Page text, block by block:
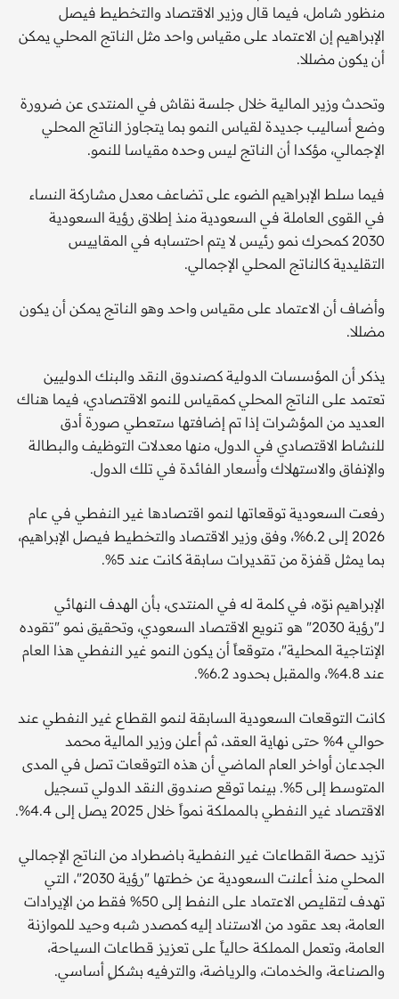
منظور شامل، فيما قال وزير الاقتصاد والتخطيط فيصل
الإبراهيم إن الاعتماد على مقياس واحد مثل الناتج المحلي يمكن
أن يكون مضللا.
وتحدث وزير المالية خلال جلسة نقاش في المنتدى عن ضرورة
وضع أساليب جديدة لقياس النمو بما يتجاوز الناتج المحلي
الإجمالي، مؤكدا أن الناتج ليس وحده مقياسا للنمو.
فيما سلط الإبراهيم الضوء على تضاعف معدل مشاركة النساء
في القوى العاملة في السعودية منذ إطلاق رؤية السعودية
2030 كمحرك نمو رئيس لا يتم احتسابه في المقاييس
التقليدية كالناتج المحلي الإجمالي.
وأضاف أن الاعتماد على مقياس واحد وهو الناتج يمكن أن يكون
مضللا.
يذكر أن المؤسسات الدولية كصندوق النقد والبنك الدوليين
تعتمد على الناتج المحلي كمقياس للنمو الاقتصادي، فيما هناك
العديد من المؤشرات إذا تم إضافتها ستعطي صورة أدق
للنشاط الاقتصادي في الدول، منها معدلات التوظيف والبطالة
والإنفاق والاستهلاك وأسعار الفائدة في تلك الدول.
رفعت السعودية توقعاتها لنمو اقتصادها غير النفطي في عام
2026 إلى 6.2%، وفق وزير الاقتصاد والتخطيط فيصل الإبراهيم،
بما يمثل قفزة من تقديرات سابقة كانت عند 5%.
الإبراهيم نوّه، في كلمة له في المنتدى، بأن الهدف النهائي
لـ"رؤية 2030" هو تنويع الاقتصاد السعودي، وتحقيق نمو "تقوده
الإنتاجية المحلية"، متوقعاً أن يكون النمو غير النفطي هذا العام
عند 4.8%، والمقبل بحدود 6.2%.
كانت التوقعات السعودية السابقة لنمو القطاع غير النفطي عند
حوالي 4% حتى نهاية العقد، ثم أعلن وزير المالية محمد
الجدعان أواخر العام الماضي أن هذه التوقعات تصل في المدى
المتوسط إلى 5%. بينما توقع صندوق النقد الدولي تسجيل
الاقتصاد غير النفطي بالمملكة نمواً خلال 2025 يصل إلى 4.4%.
تزيد حصة القطاعات غير النفطية باضطراد من الناتج الإجمالي
المحلي منذ أعلنت السعودية عن خطتها "رؤية 2030"، التي
تهدف لتقليص الاعتماد على النفط إلى 50% فقط من الإيرادات
العامة، بعد عقود من الاستناد إليه كمصدر شبه وحيد للموازنة
العامة، وتعمل المملكة حالياً على تعزيز قطاعات السياحة،
والصناعة، والخدمات، والرياضة، والترفيه بشكلٍ أساسي.